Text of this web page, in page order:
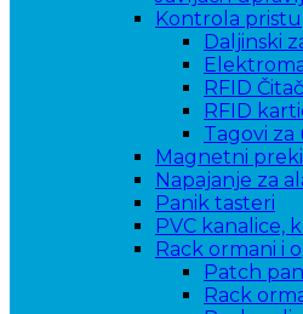
Kontrola
Daljinski
RFID
RFID
Tagovi za
Magnetni
Napajanje za
Panik tasteri
PVC kanalice,
Rack ormani i
Patch
Rack